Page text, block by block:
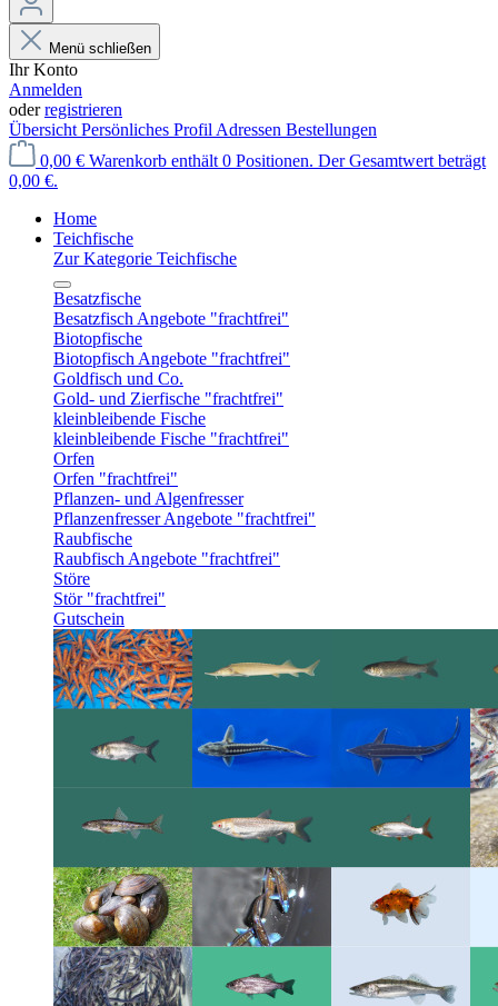
Menü schließen
Ihr Konto
Anmelden
oderregistrieren
Übersicht Persönliches Profil Adressen Bestellungen
0,00 € Warenkorb enthält 0 Positionen. Der Gesamtwert beträgt
0,00 €.
Home
Teichfische
Zur Kategorie Teichfische
Besatzfische
Besatzfisch Angebote "frachtfrei"
Biotopfische
Biotopfisch Angebote "frachtfrei"
Goldfisch und Co.
Gold- und Zierfische "frachtfrei"
kleinbleibende Fische
kleinbleibende Fische "frachtfrei"
Orfen
Orfen "frachtfrei"
Pflanzen- und Algenfresser
Pflanzenfresser Angebote "frachtfrei"
Raubfische
Raubfisch Angebote "frachtfrei"
Störe
Stör "frachtfrei"
Gutschein